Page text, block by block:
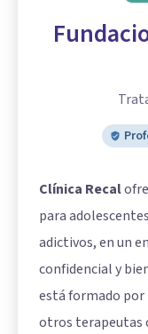
Clínica Recal
para
adictivos, en un
confidencial y
está formado por
otros terapeutas